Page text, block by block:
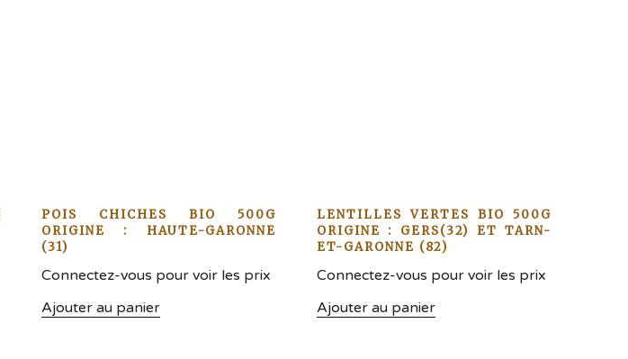
POIS CHICHES BIO 500G
ORIGINE : HAUTE-GARONNE
(31)
Connectez-vous pour voir les prix
Ajouter au panier
LENTILLES VERTES BIO 500G
ORIGINE : GERS(32) ET TARN-
ET-GARONNE (82)
Connectez-vous pour voir les prix
Ajouter au panier